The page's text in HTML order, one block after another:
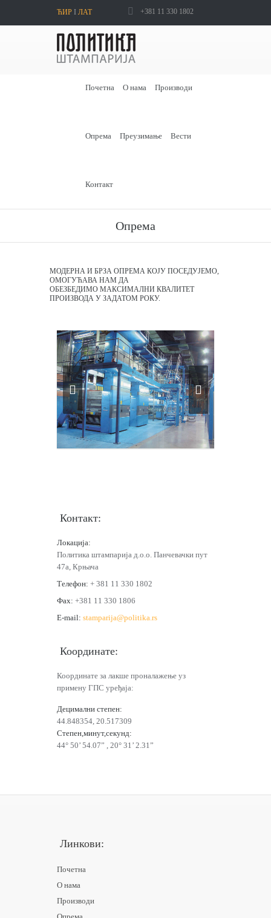
ЋИР ЛАТ +381 11 330 1802
Почетна О нама Производи
Опрема Преузимање Вести
Контакт
Опрема
МОДЕРНА И БРЗА ОПРЕМА КОЈУ ПОСЕДУЈЕМО,
ОМОГУЋАВА НАМ ДА
ОБЕЗБЕДИМО МАКСИМАЛНИ КВАЛИТЕТ
ПРОИЗВОДА У ЗАДАТОМ РОКУ.
Контакт:
Локација:
Политика штампарија д.o.o. Панчевачки пут
47а, Крњача
Tелефон: + 381 11 330 1802
Фах: +381 11 330 1806
E-mail: stamparija@politika.rs
Координате:
Координате за лакше проналажење уз
примену ГПС уређаја:
Децимални степен:
44.848354, 20.517309
Степен,минут,секунд:
44° 50’ 54.07” , 20° 31’ 2.31”
Линкови:
Почетна
О нама
Производи